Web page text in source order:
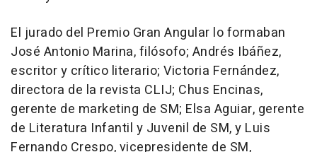
El jurado del Premio Gran Angular lo formaban
José Antonio Marina, filósofo; Andrés Ibáñez,
escritor y crítico literario; Victoria Fernández,
directora de la revista CLIJ; Chus Encinas,
gerente de marketing de SM; Elsa Aguiar, gerente
de Literatura Infantil y Juvenil de SM, y Luis
Fernando Crespo, vicepresidente de SM,